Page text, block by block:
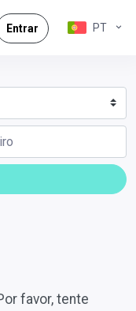
Entrar PT
favor, tente